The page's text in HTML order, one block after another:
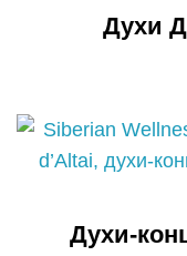
Духи
Духи-